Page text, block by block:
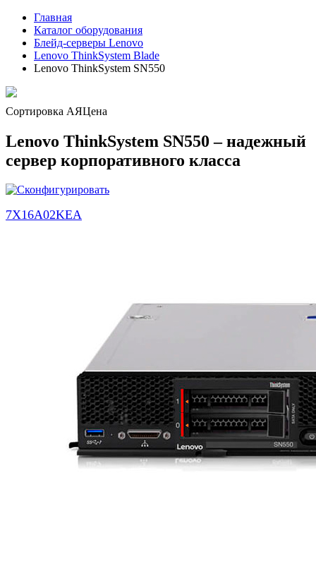
Главная
Каталог оборудования
Блейд-серверы Lenovo
Lenovo ThinkSystem Blade
Lenovo ThinkSystem SN550
Сортировка АЯЦенa
Lenovo ThinkSystem SN550 – надежный
сервер корпоративного класса
7X16A02KEA